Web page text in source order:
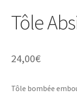
Tôle
24,00€
Tôle bombée